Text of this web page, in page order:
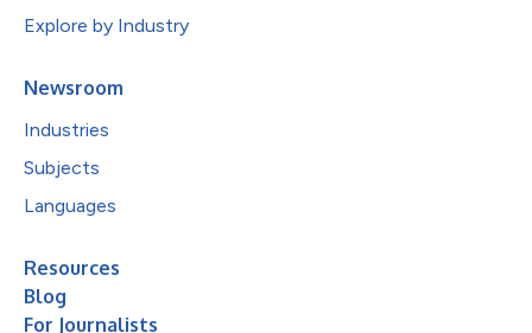
Explore by Industry
Newsroom
Industries
Subjects
Languages
Resources
Blog
For Journalists